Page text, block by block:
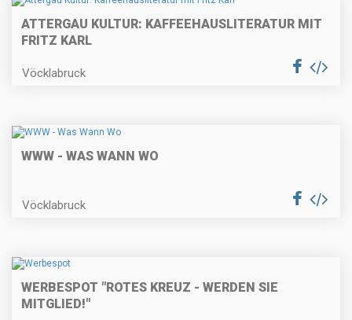
ATTERGAU KULTUR: KAFFEEHAUSLITERATUR MIT
FRITZ KARL
Vöcklabruck
WWW - WAS WANN WO
Vöcklabruck
WERBESPOT "ROTES KREUZ - WERDEN SIE
MITGLIED!"